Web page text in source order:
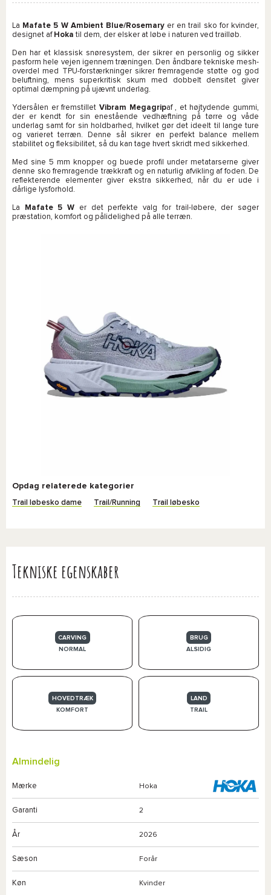
La Mafate 5 W Ambient Blue/Rosemaryer en trail sko for kvinder,
designet af Hoka til dem, der elsker at løbe i naturen ved trailløb.
Den har et klassisk snøresystem, der sikrer en personlig og sikker
pasform hele vejen igennem træningen. Den åndbare tekniske mesh-
overdel med TPU-forstærkninger sikrer fremragende støtte og god
beluftning, mens superkritisk skum med dobbelt densitet giver
optimal dæmpning på ujævnt underlag.
Ydersålen er fremstillet Vibram Megagripaf , et højtydende gummi,
der er kendt for sin enestående vedhæftning på tørre og våde
underlag samt for sin holdbarhed, hvilket gør det ideelt til lange ture
og varieret terræn. Denne sål sikrer en perfekt balance mellem
stabilitet og fleksibilitet, så du kan tage hvert skridt med sikkerhed.
Med sine 5 mm knopper og buede profil under metatarserne giver
denne sko fremragende trækkraft og en naturlig afvikling af foden. De
reflekterende elementer giver ekstra sikkerhed, når du er ude i
dårlige lysforhold.
La Mafate 5 W er det perfekte valg for trail-løbere, der søger
præstation, komfort og pålidelighed på alle terræn.
Opdag relaterede kategorier
Trail løbesko dame Trail/Running Trail løbesko
Tekniske egenskaber
CARVING
NORMAL
BRUG
ALSIDIG
HOVEDTRÆK
KOMFORT
LAND
TRAIL
Almindelig
Mærke Hoka
Garanti 2
År 2026
Sæson Forår
Køn Kvinder